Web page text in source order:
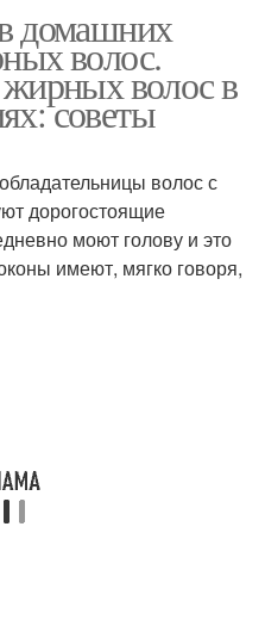
волос
волос
домашних
волос.
волос в
советы
волос с
дорогостоящие
моют голову и это
имеют, мягко говоря,